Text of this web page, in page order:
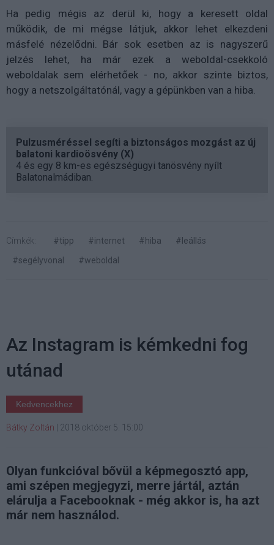
Ha pedig mégis az derül ki, hogy a keresett oldal
működik, de mi mégse látjuk, akkor lehet elkezdeni
másfelé nézelődni. Bár sok esetben az is nagyszerű
jelzés lehet, ha már ezek a weboldal-csekkoló
weboldalak sem elérhetőek - no, akkor szinte biztos,
hogy a netszolgáltatónál, vagy a gépünkben van a hiba.
Pulzusméréssel segíti a biztonságos mozgást az új
balatoni kardioösvény (X)
4 és egy 8 km-es egészségügyi tanösvény nyílt
Balatonalmádiban.
Címkék: #tipp #internet #hiba
#leállás
#segélyvonal
#weboldal
Az Instagram is kémkedni fog
utánad
Kedvencekhez
Bátky Zoltán 2018 október 5. 15:00
Olyan funkcióval bővül a képmegosztó app,
ami szépen megjegyzi, merre jártál, aztán
elárulja a Facebooknak - még akkor is, ha azt
már nem használod.